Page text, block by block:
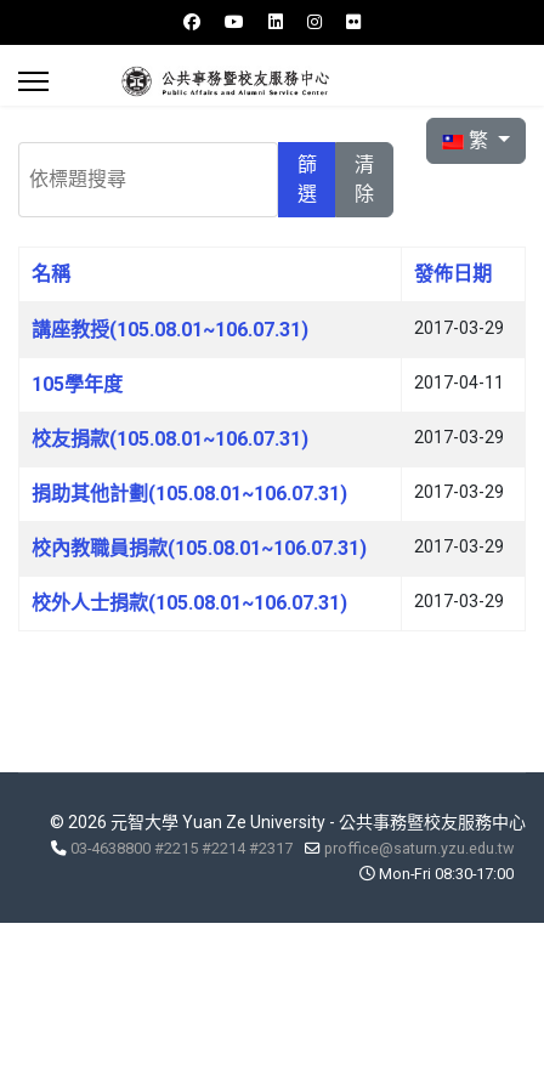
選擇你的語言
繁
篩
選
清
除
文章列表
名稱 發佈日期
講座教授(105.08.01~106.07.31) 2017-03-29
105學年度 2017-04-11
校友捐款(105.08.01~106.07.31) 2017-03-29
捐助其他計劃(105.08.01~106.07.31) 2017-03-29
校內教職員捐款(105.08.01~106.07.31) 2017-03-29
校外人士捐款(105.08.01~106.07.31) 2017-03-29
© 2026 元智大學 Yuan Ze University - 公共事務暨校友服務中心
03-4638800 #2215 #2214 #2317
proffice@saturn.yzu.edu.tw
Mon-Fri 08:30-17:00